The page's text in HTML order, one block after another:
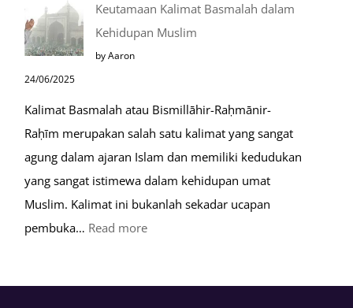
Keutamaan Kalimat Basmalah dalam
Kehidupan Muslim
by Aaron
24/06/2025
Kalimat Basmalah atau Bismillāhir-Raḥmānir-
Raḥīm merupakan salah satu kalimat yang sangat
agung dalam ajaran Islam dan memiliki kedudukan
yang sangat istimewa dalam kehidupan umat
Muslim. Kalimat ini bukanlah sekadar ucapan
pembuka… Read more: